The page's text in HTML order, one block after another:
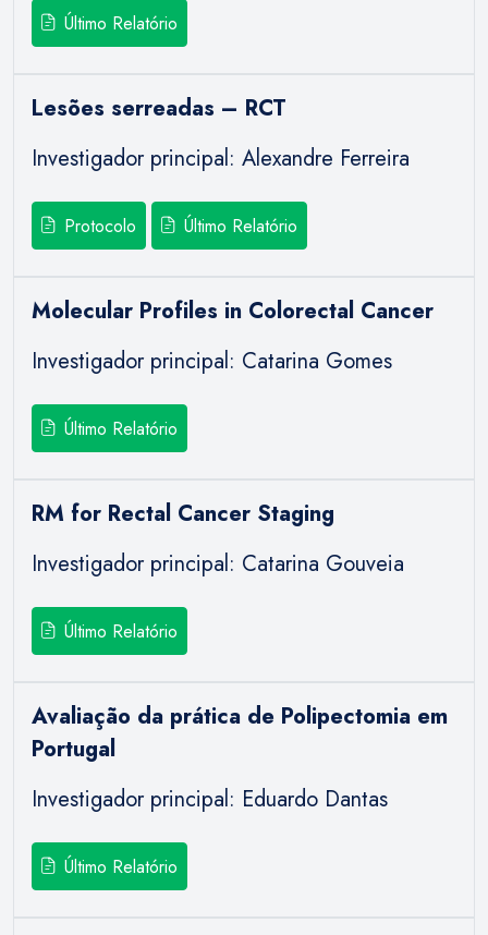
Último Relatório
Lesões serreadas – RCT
Investigador principal: Alexandre Ferreira
Protocolo Último Relatório
Molecular Profiles in Colorectal Cancer
Investigador principal: Catarina Gomes
Último Relatório
RM for Rectal Cancer Staging
Investigador principal: Catarina Gouveia
Último Relatório
Avaliação da prática de Polipectomia em
Portugal
Investigador principal: Eduardo Dantas
Último Relatório